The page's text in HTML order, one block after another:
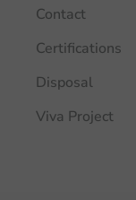
Contact
Certifications
Disposal
Viva Project